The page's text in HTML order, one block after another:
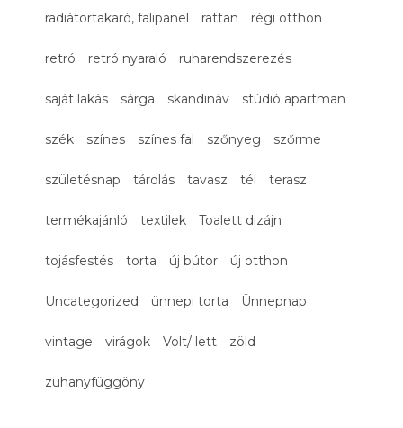
radiátortakaró, falipanel rattan régi otthon
retró retró nyaraló ruharendszerezés
saját lakás sárga skandináv stúdió apartman
szék színes színes fal szőnyeg szőrme
születésnap tárolás tavasz tél terasz
termékajánló textilek Toalett dizájn
tojásfestés torta új bútor új otthon
Uncategorized ünnepi torta Ünnepnap
vintage virágok Volt/ lett zöld
zuhanyfüggöny